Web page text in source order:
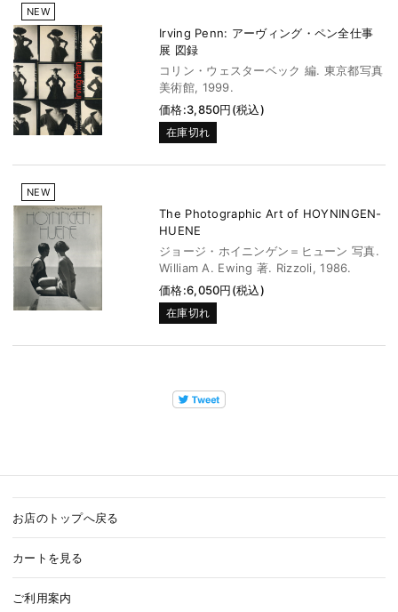
NEW
Irving Penn: アーヴィング・ペン全仕事
展 図録
コリン・ウェスターベック 編. 東京都写真
美術館, 1999.
価格:3,850円(税込)
在庫切れ
NEW
The Photographic Art of HOYNINGEN-
HUENE
ジョージ・ホイニンゲン＝ヒューン 写真.
William A. Ewing 著. Rizzoli, 1986.
価格:6,050円(税込)
在庫切れ
お店のトップへ戻る
カートを見る
ご利用案内